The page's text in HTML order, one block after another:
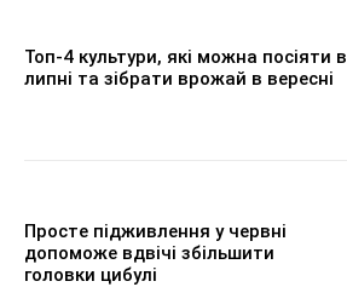
Топ-4 культури, які можна посіяти в
липні та зібрати врожай в вересні
Просте підживлення у червні
допоможе вдвічі збільшити
головки цибулі